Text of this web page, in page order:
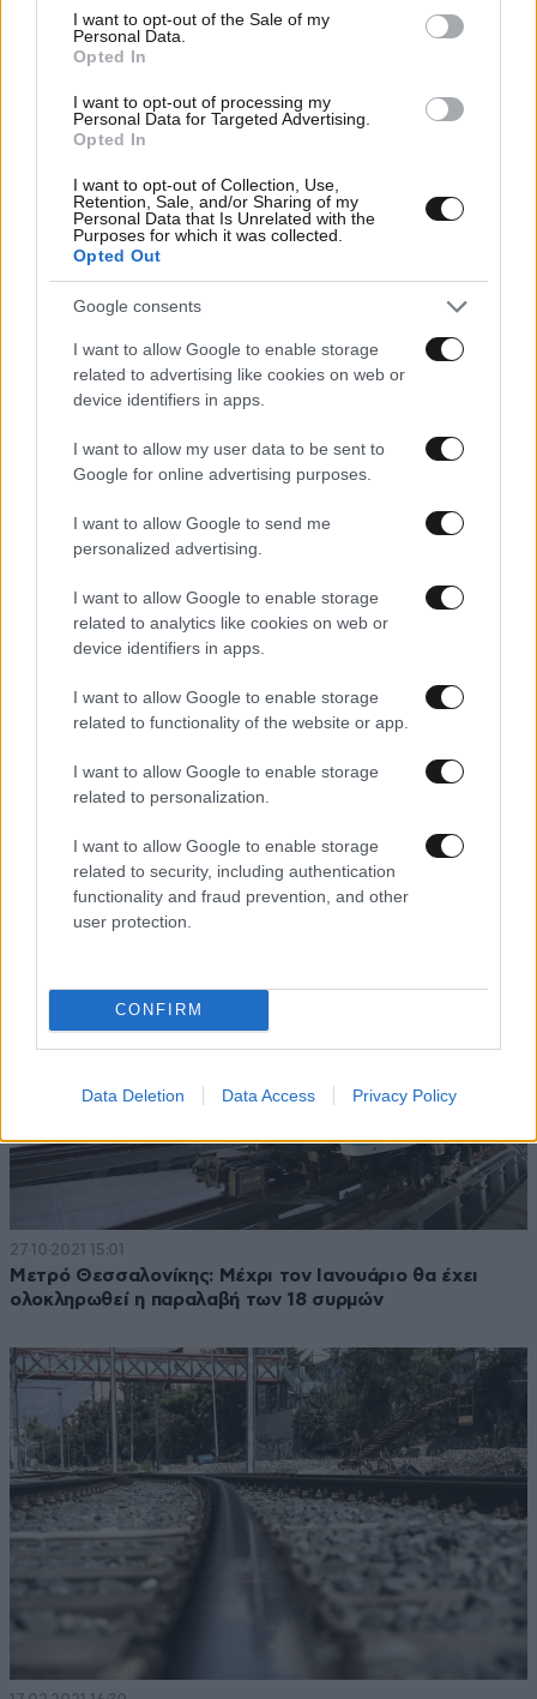
consent section.
I want to opt-out of the Sale of my
Personal Data.
Opted In
I want to opt-out of processing my
Personal Data for Targeted Advertising.
Opted In
I want to opt-out of Collection, Use,
Retention, Sale, and/or Sharing of my
Personal Data that Is Unrelated with the
Purposes for which it was collected.
Opted Out
Google consents
I want to allow Google to enable storage
related to advertising like cookies on web or
device identifiers in apps.
I want to allow my user data to be sent to
Google for online advertising purposes.
I want to allow Google to send me
personalized advertising.
I want to allow Google to enable storage
related to analytics like cookies on web or
device identifiers in apps.
I want to allow Google to enable storage
related to functionality of the website or app.
I want to allow Google to enable storage
related to personalization.
I want to allow Google to enable storage
related to security, including authentication
functionality and fraud prevention, and other
user protection.
CONFIRM
Data Deletion Data Access Privacy Policy
17·01·2023 10:40
Τραμ: Προσωρινός τερματικός σταθμός της Γραμμής 7 η
στάση «Άγιος Αλέξανδρος»
15·12·2022 09:21
Ηλεκτρικού, ύψους 65,5 εκατ. ευρώ
27·10·2021 15:01
Μετρό Θεσσαλονίκης: Μέχρι τον Ιανουάριο θα έχει
ολοκληρωθεί η παραλαβή των 18 συρμών